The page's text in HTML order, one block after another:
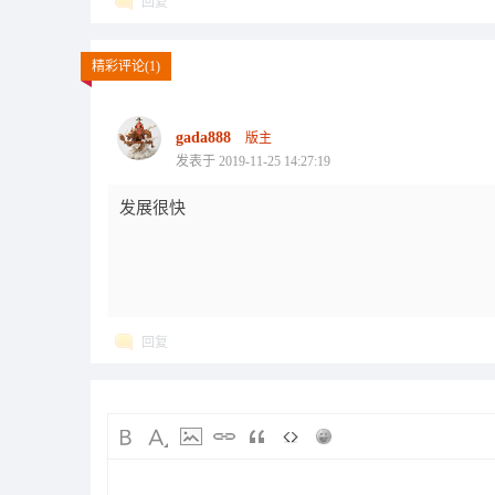
精彩评论(1)
gada888
版主
发表于 2019-11-25 14:27:19
发展很快
回复